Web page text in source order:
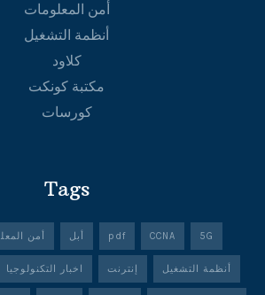
أمن المعلومات
أنظمة التشغيل
كلاود
مكتبة كونكت
كورسات
Tags
5G
CCNA
pdf أبل أمن
أنظمة التشغيل إنترنت اخبار التكنولوجيا